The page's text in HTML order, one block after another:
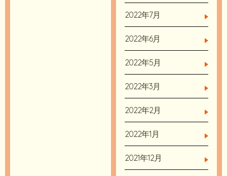
2022年7月
2022年6月
2022年5月
2022年3月
2022年2月
2022年1月
2021年12月